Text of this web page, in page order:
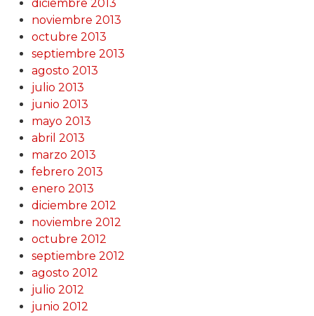
diciembre 2013
noviembre 2013
octubre 2013
septiembre 2013
agosto 2013
julio 2013
junio 2013
mayo 2013
abril 2013
marzo 2013
febrero 2013
enero 2013
diciembre 2012
noviembre 2012
octubre 2012
septiembre 2012
agosto 2012
julio 2012
junio 2012